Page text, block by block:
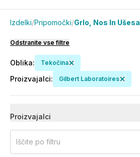
Izdelki/Pripomočki/Grlo, Nos In Ušesa
Odstranite vse filtre
Oblika: Tekočina
Proizvajalci: Gilbert Laboratoires
Proizvajalci
Iščite po filtru